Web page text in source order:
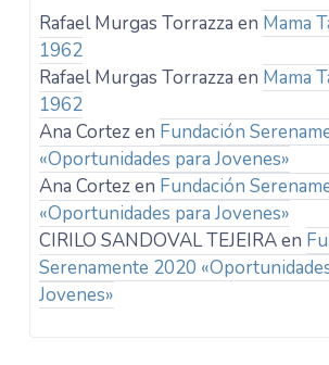
Rafael Murgas Torrazza en Mama
1962
Rafael Murgas Torrazza en Mama
1962
Ana Cortezen Fundación
«Oportunidades para Jovenes»
Ana Cortezen Fundación
«Oportunidades para Jovenes»
CIRILO SANDOVAL TEJEIRAen
Serenamente 2020
Jovenes»